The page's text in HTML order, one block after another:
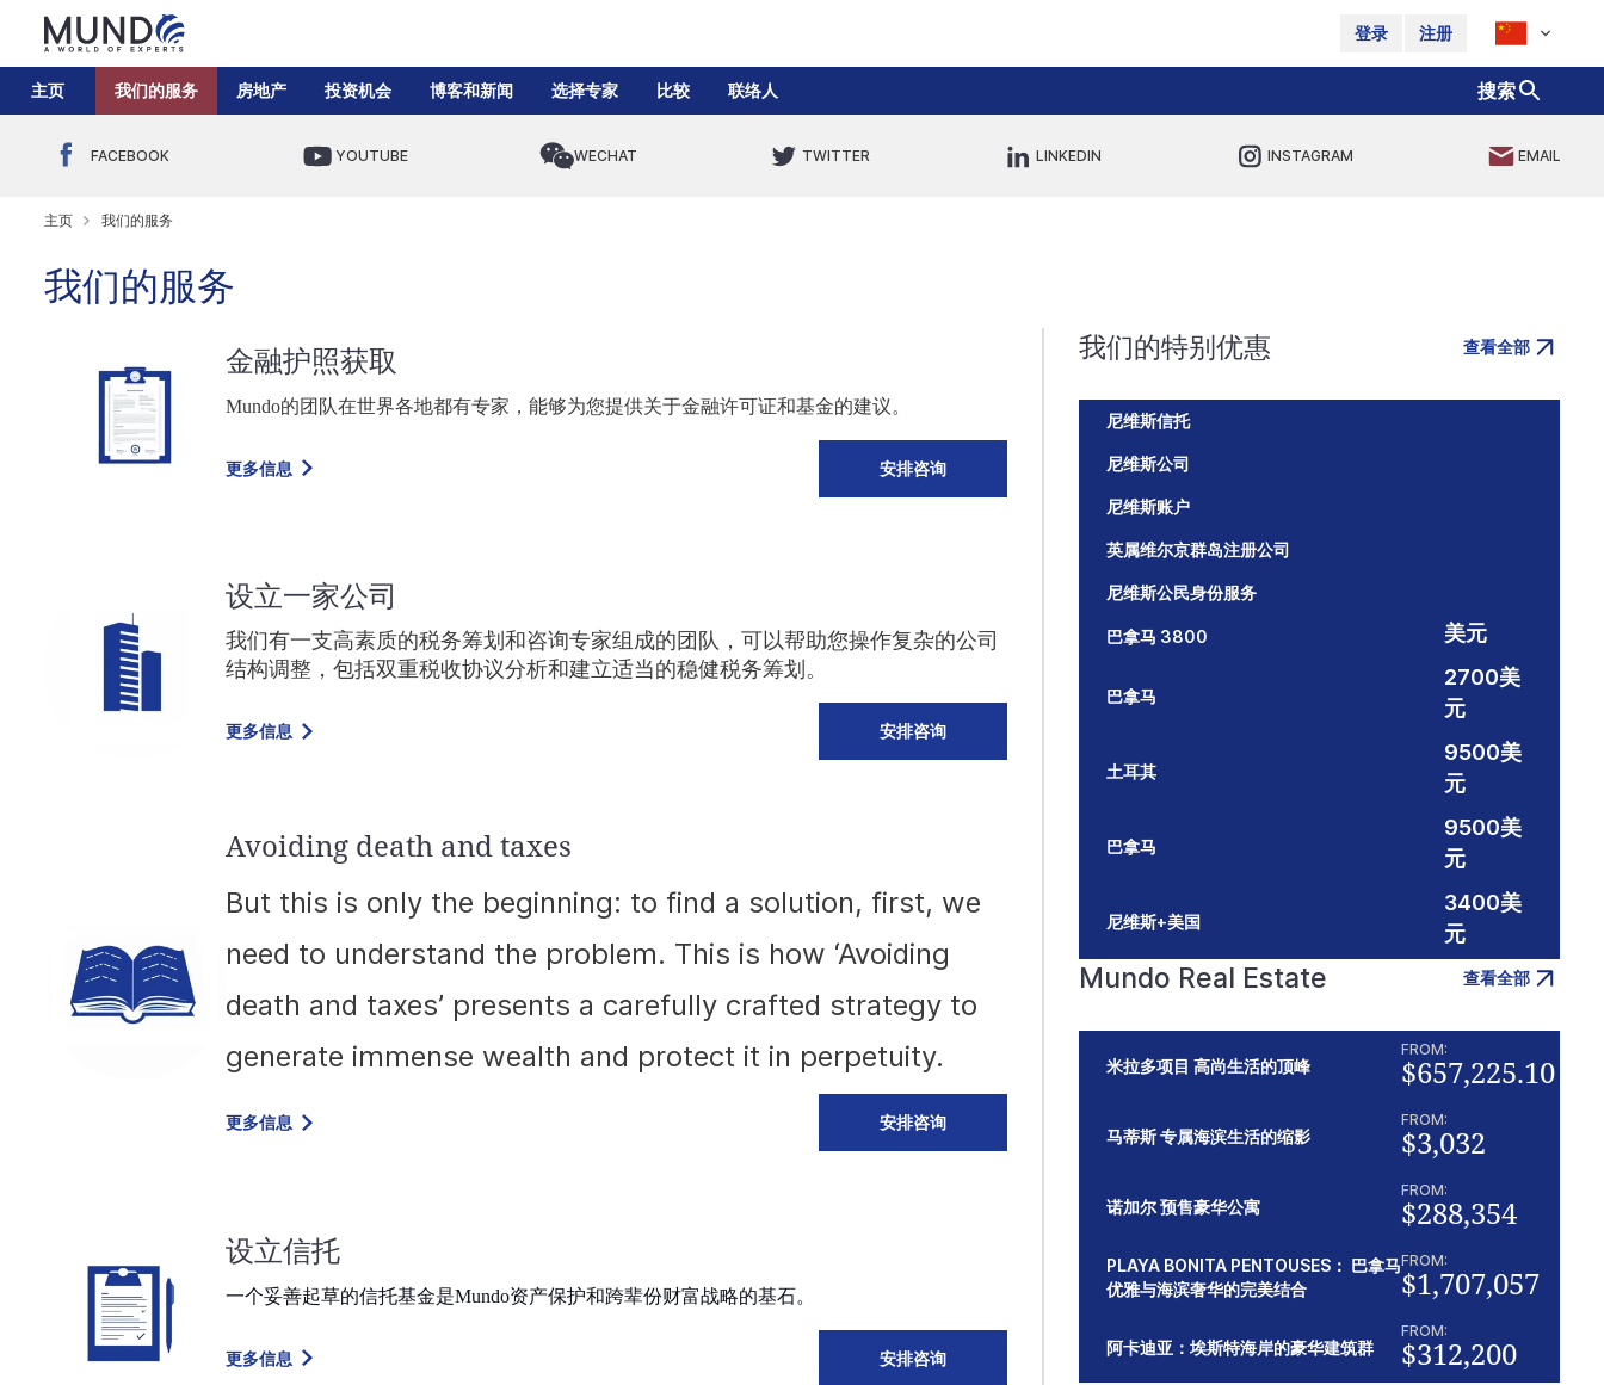
登录 注册
主页 我们的服务 房地产 投资机会 博客和新闻 选择专家 比较 联络人 搜索
FACEBOOK YOUTUBE WECHAT TWITTER LINKEDIN INSTAGRAM EMAIL
主页 我们的服务
我们的服务
金融护照获取
Mundo的团队在世界各地都有专家，能够为您提供关于金融许可证和基金的建议。
更多信息 安排咨询
设立一家公司
我们有一支高素质的税务筹划和咨询专家组成的团队，可以帮助您操作复杂的公司
结构调整，包括双重税收协议分析和建立适当的稳健税务筹划。
更多信息 安排咨询
Avoiding death and taxes
But this is only the beginning: to find a solution, first, we
need to understand the problem. This is how ‘Avoiding
death and taxes’ presents a carefully crafted strategy to
generate immense wealth and protect it in perpetuity.
更多信息 安排咨询
设立信托
一个妥善起草的信托基金是Mundo资产保护和跨辈份财富战略的基石。
更多信息 安排咨询
我们的特别优惠 查看全部
尼维斯信托
尼维斯公司
尼维斯账户
英属维尔京群岛注册公司
尼维斯公民身份服务
巴拿马 3800 美元
巴拿马
2700美
元
土耳其
9500美
元
巴拿马
9500美
元
尼维斯+美国
3400美
元
Mundo Real Estate 查看全部
米拉多项目 高尚生活的顶峰
FROM:
$657,225.10
马蒂斯 专属海滨生活的缩影
FROM:
$3,032
诺加尔 预售豪华公寓
FROM:
$288,354
PLAYA BONITA PENTOUSES： 巴拿马
优雅与海滨奢华的完美结合
FROM:
$1,707,057
阿卡迪亚：埃斯特海岸的豪华建筑群
FROM:
$312,200